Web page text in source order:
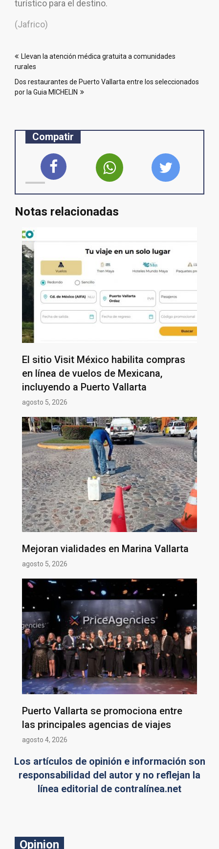
turístico para el destino.
(Jafrico)
de
entradas
Llevan la atención médica gratuita a comunidades
rurales
Dos restaurantes de Puerto Vallarta entre los seleccionados
por la Guia MICHELIN
Compatir
Notas relacionadas
El sitio Visit México habilita compras
en línea de vuelos de Mexicana,
incluyendo a Puerto Vallarta
agosto 5, 2026
Mejoran vialidades en Marina Vallarta
agosto 5, 2026
Puerto Vallarta se promociona entre
las principales agencias de viajes
agosto 4, 2026
Los artículos de opinión e información son
responsabilidad del autor y no reflejan la
línea editorial de contralínea.net
Opinion